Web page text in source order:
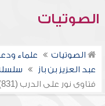
الصوتيات
الصوتيات علماء
عبد العزيز بن باز
فتاوى نور على الدرب (831)